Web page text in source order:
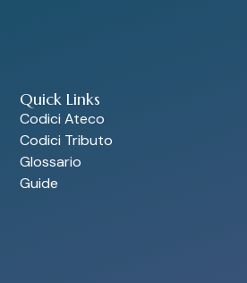
Quick Links
Codici Ateco
Codici Tributo
Glossario
Guide